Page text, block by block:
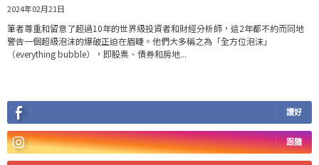
2024年02月21日
筆者尊重和留意了超過10年的世界級投資者和財經分析師，這2年都不約而同地
警告一個超級泡沫的爆破正迫在眉睫。他們大多稱之為「全方位泡沫」
（everything bubble），即股票、債券和房地...
讚好
跟隨